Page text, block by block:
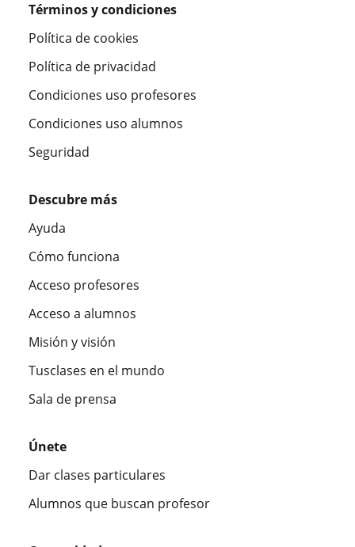
Términos y condiciones
Política de cookies
Política de privacidad
Condiciones uso profesores
Condiciones uso alumnos
Seguridad
Descubre más
Ayuda
Cómo funciona
Acceso profesores
Acceso a alumnos
Misión y visión
Tusclases en el mundo
Sala de prensa
Únete
Dar clases particulares
Alumnos que buscan profesor